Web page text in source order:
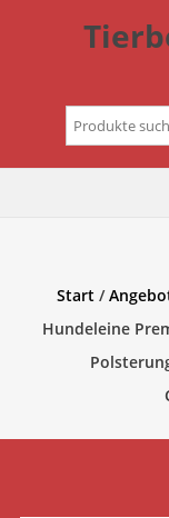
Suchen
nach:
Start /
Hundeleine